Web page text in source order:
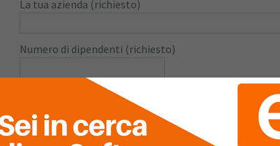
La tua azienda (richiesto)
Numero di dipendenti (richiesto)
Numero di utenti (richiesto)
Inserisci informazioni su moduli e funzioni